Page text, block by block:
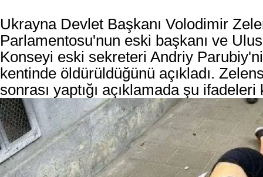
Ukrayna Devlet Başkanı Volodimir
Parlamentosu'nun eski başkanı ve
Konseyi eski sekreteri Andriy
kentinde öldürüldüğünü açıkladı.
sonrası yaptığı açıklamada şu ifadeleri